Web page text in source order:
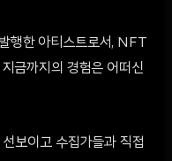
행한 아티스트로서, NFT
금까지의 경험은 어떠신
보이고 수집가들과 직접